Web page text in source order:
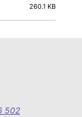
260.1 KB
502